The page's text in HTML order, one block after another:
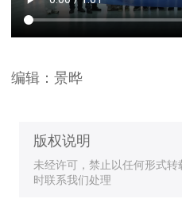
编辑：景晔
版权说明
未经许可，禁止以任何形式
时联系我们处理